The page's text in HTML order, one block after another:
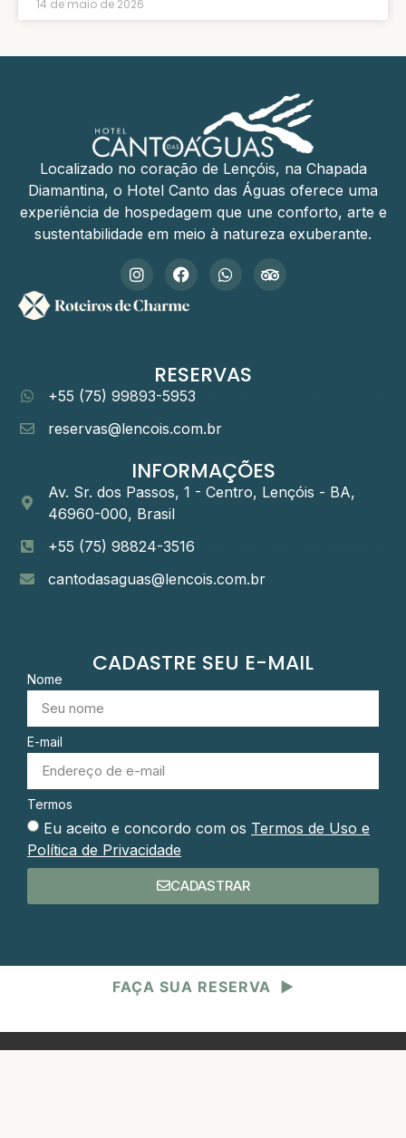
14 de maio de 2026
Localizado no coração de Lençóis, na Chapada
Diamantina, o Hotel Canto das Águas oferece uma
experiência de hospedagem que une conforto, arte e
sustentabilidade em meio à natureza exuberante.
RESERVAS
+55 (75) 99893-5953
reservas@lencois.com.br
INFORMAÇÕES
Av. Sr. dos Passos, 1 - Centro, Lençóis - BA,
46960-000, Brasil
+55 (75) 98824-3516
cantodasaguas@lencois.com.br
CADASTRE SEU E-MAIL
Nome
E-mail
Termos
Eu aceito e concordo com os Termos de Uso e
Política de Privacidade
CADASTRAR
FAÇA SUA RESERVA ▶